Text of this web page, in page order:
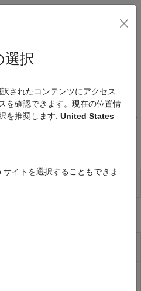
ナビゲーション メ
Tables
export lookup tables
compare, and export lookup tables.
optimal lookup tables for model-
選択
されたコンテンツにアクセス
を確認できます。現在の位置情
を推奨します: United States
イトを選択することもできま